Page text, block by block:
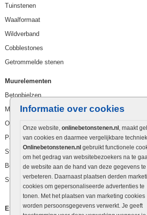
Informatie over cookies
Onze website, onlinebetonstenen.nl , maakt
van cookies en daarmee vergelijkbare
Onlinebetonstenen.nl gebruikt functionele
om het gedrag van websitebezoekers na te
de website aan de hand van deze gegevens te
verbeteren. Daarnaast plaatsen derden
cookies om gepersonaliseerde advertenties te
tonen. Met het plaatsen van marketing cookies
worden persoonsgegevens verwerkt. Je geeft
Tuinstenen
Waalformaat
Wildverband
Cobblestones
Getrommelde stenen
Muurelementen
Betonbielzen
Muurstenen
Opsluitbanden
Palissaden
Stapelblokken
Betonblokken
Stapelstenen
Extra benodigdheden